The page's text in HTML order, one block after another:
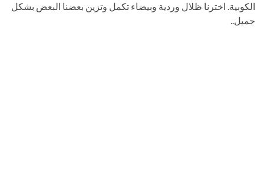
الكوبية. اخترنا ظلال وردية وبيضاء تكمل وتزين بعضنا البعض بشكل
جميل..